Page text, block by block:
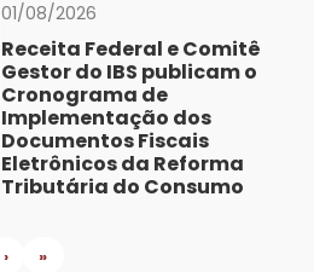
01/08/2026
Receita Federal e Comitê
Gestor do IBS publicam o
Cronograma de
Implementação dos
Documentos Fiscais
Eletrônicos da Reforma
Tributária do Consumo
› »